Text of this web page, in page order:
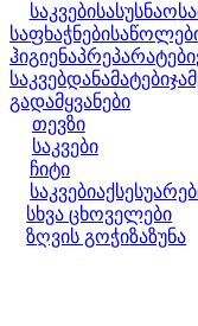
საკვებისასუსნაო
საფხაჭნები
ჰიგიენაპრეპარატები
საკვებდანამატები
გადამყვანები
თევზი
საკვები
ჩიტი
საკვები
სხვა ცხოველები
ზღვის გოჭიზაზუნა